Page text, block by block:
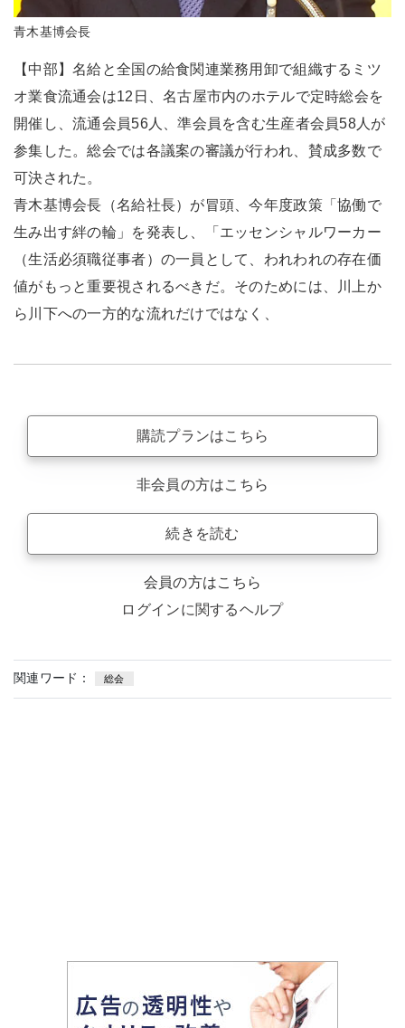
青木基博会長
【中部】名給と全国の給食関連業務用卸で組織するミツ
オ業食流通会は12日、名古屋市内のホテルで定時総会を
開催し、流通会員56人、準会員を含む生産者会員58人が
参集した。総会では各議案の審議が行われ、賛成多数で
可決された。
青木基博会長（名給社長）が冒頭、今年度政策「協働で
生み出す絆の輪」を発表し、「エッセンシャルワーカー
（生活必須職従事者）の一員として、われわれの存在価
値がもっと重要視されるべきだ。そのためには、川上か
ら川下への一方的な流れだけではなく、
購読プランはこちら
非会員の方はこちら
続きを読む
会員の方はこちら
ログインに関するヘルプ
関連ワード： 総会